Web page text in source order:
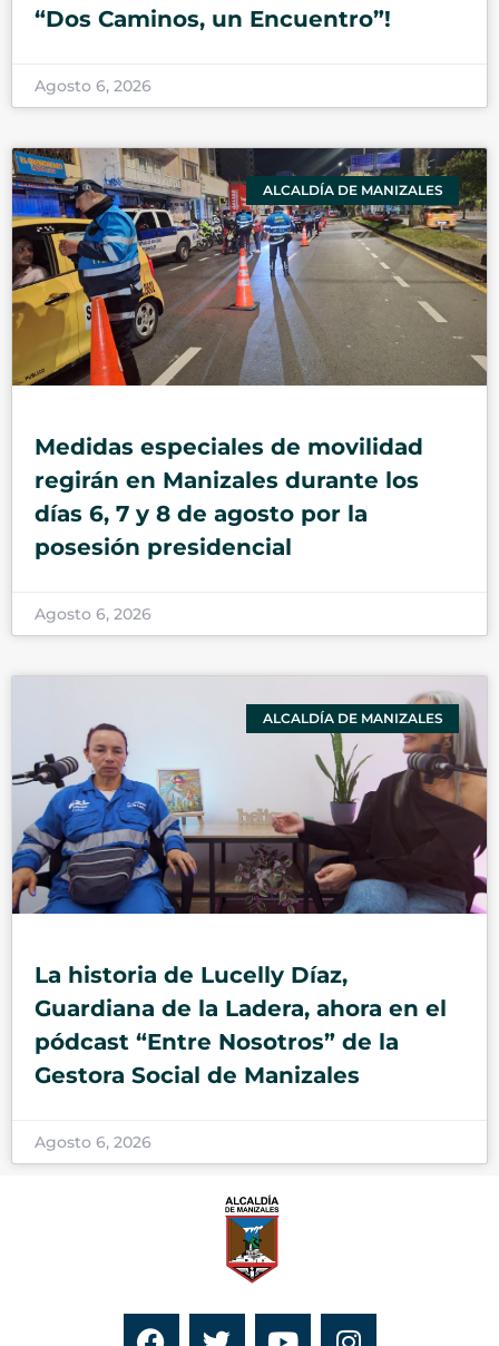
“Dos Caminos, un Encuentro”!
Agosto 6, 2026
ALCALDÍA DE MANIZALES
Medidas especiales de movilidad
regirán en Manizales durante los
días 6, 7 y 8 de agosto por la
posesión presidencial
Agosto 6, 2026
ALCALDÍA DE MANIZALES
La historia de Lucelly Díaz,
Guardiana de la Ladera, ahora en el
pódcast “Entre Nosotros” de la
Gestora Social de Manizales
Agosto 6, 2026